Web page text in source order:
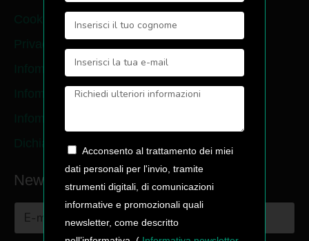
Cookie policy
Privacy policy
Infomativa contatti
Infomativa newsletter
Dichiarazione di accessibiltà
Newsletter
Acconsento al trattamento dei miei
dati personali per l'invio, tramite
strumenti digitali, di comunicazioni
informative e promozionali quali
newsletter, come descritto